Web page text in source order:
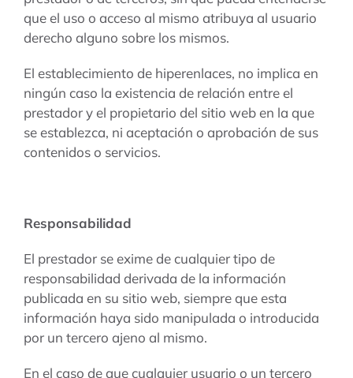
que el uso o acceso al mismo atribuya al usuario
derecho alguno sobre los mismos.
El establecimiento de hiperenlaces, no implica en
ningún caso la existencia de relación entre el
prestador y el propietario del sitio web en la que
se establezca, ni aceptación o aprobación de sus
contenidos o servicios.
Responsabilidad
El prestador se exime de cualquier tipo de
responsabilidad derivada de la información
publicada en su sitio web, siempre que esta
información haya sido manipulada o introducida
por un tercero ajeno al mismo.
En el caso de que cualquier usuario o un tercero